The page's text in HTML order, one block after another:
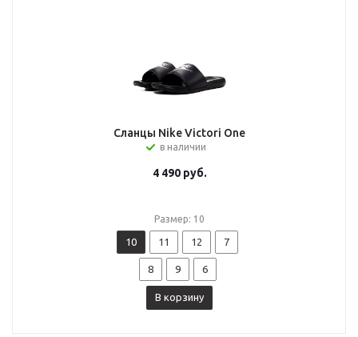
Сланцы Nike Victori One
в наличии
4 490руб.
Размер: 10
10 11 12 7
8 9 6
В корзину